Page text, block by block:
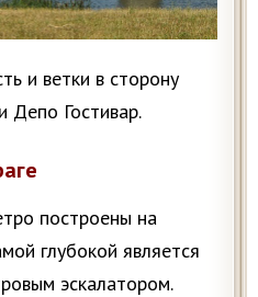
и ветки в сторону
Депо Гостивар.
построены на
глубокой является
эскалатором.